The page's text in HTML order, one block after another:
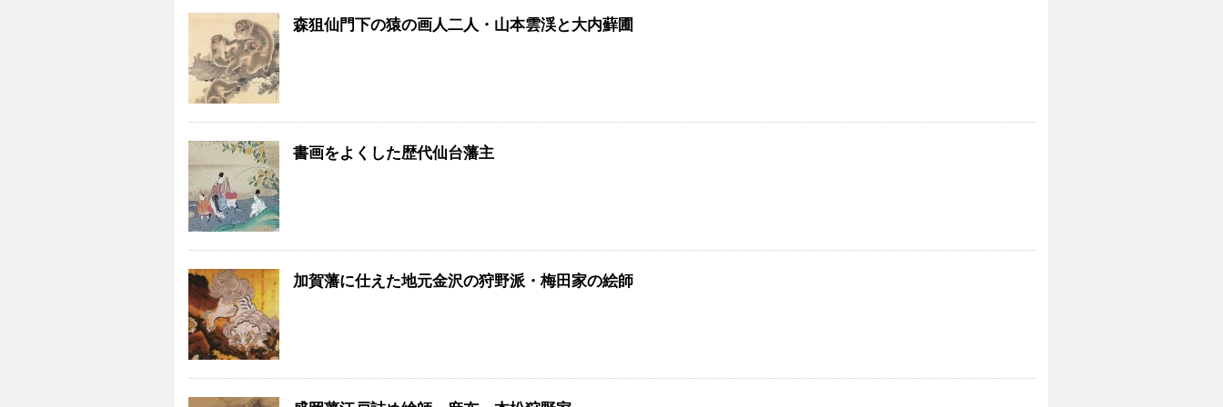
森狙仙門下の猿の画人二人・山本雲渓と大内蘚圃
書画をよくした歴代仙台藩主
加賀藩に仕えた地元金沢の狩野派・梅田家の絵師